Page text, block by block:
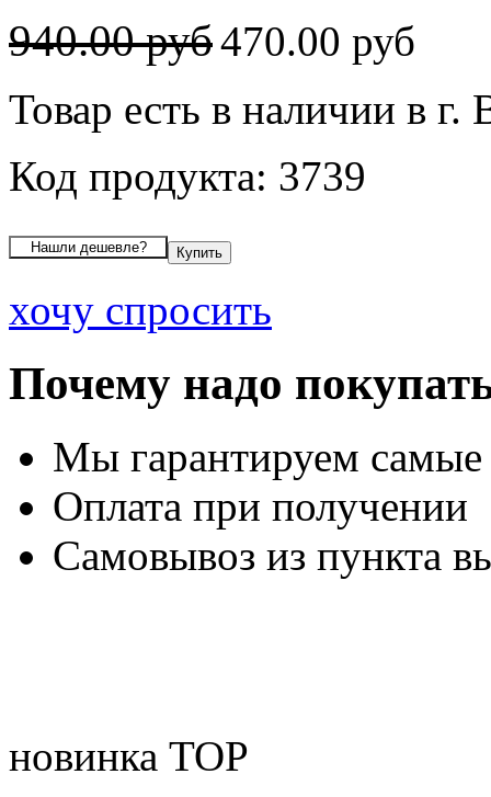
940.00 руб470.00 руб
Товар есть в наличии в г.
Код продукта: 3739
хочу спросить
Почему надо
Мы гарантируем
Оплата при получении
Самовывоз из пункта
новинка TOP